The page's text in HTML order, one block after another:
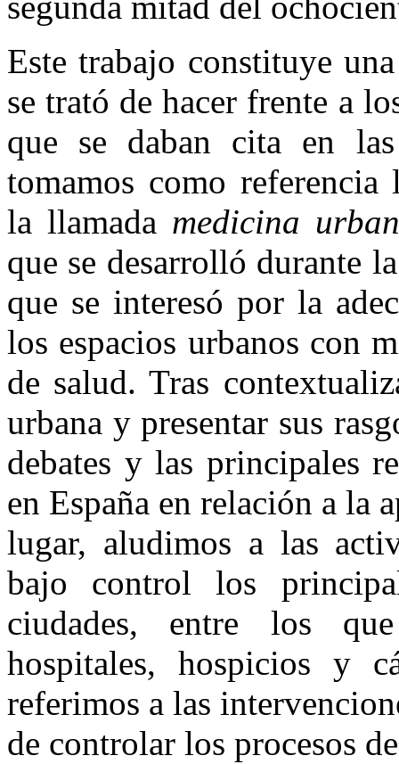
Este trabajo constituye
se trató de hacer frente a
que se daban cita en
tomamos como
la llamada medicina
que se desarrolló durante
que se interesó por la
los espacios urbanos con
de salud. Tras
urbana y presentar sus
debates y las principales
en España en relación a la
lugar, aludimos a las
bajo control los
ciudades, entre los
hospitales, hospicios y
referimos a las
de controlar los procesos